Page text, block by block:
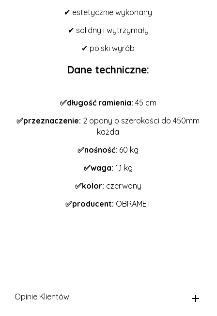
✔ estetycznie wykonany
✔ solidny i wytrzymały
✔ polski wyrób
Dane techniczne:
✅długość ramienia: 45 cm
✅przeznaczenie: 2 opony o szerokości do 450mm
każda
✅nośność: 60 kg
✅waga: 1,1 kg
✅kolor: czerwony
✅producent: OBRAMET
Opinie Klientów